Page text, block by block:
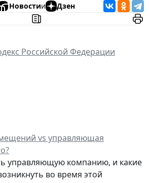
Новостии Дзен
Российской Федерации
vs управляющая
управляющую компанию, и какие
во время этой